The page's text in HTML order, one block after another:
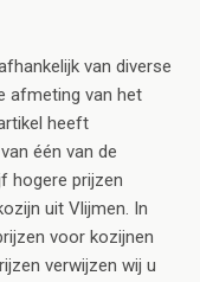
van diverse
afmeting van het
heeft
één van de
hogere prijzen
uit Vlijmen. In
voor kozijnen
verwijzen wij u